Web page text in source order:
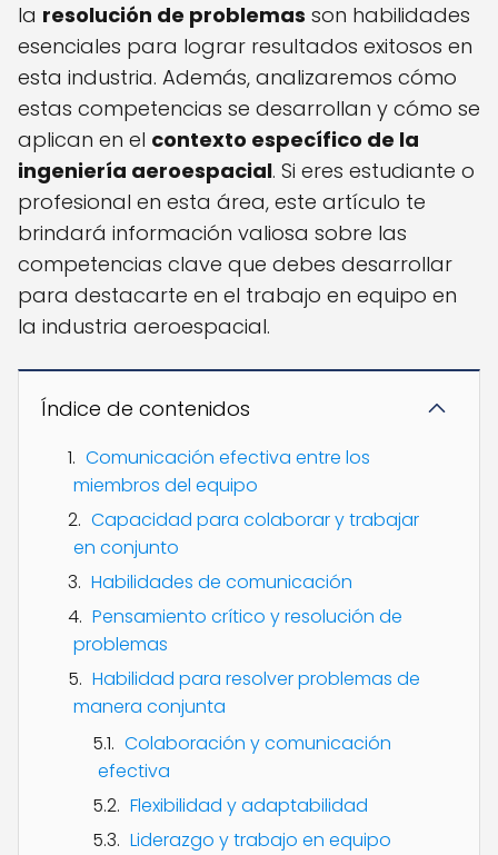
la resolución de problemas son habilidades
esenciales para lograr resultados exitosos en
esta industria. Además, analizaremos cómo
estas competencias se desarrollan y cómo se
aplican en el contexto específico de la
ingeniería aeroespacial. Si eres estudiante o
profesional en esta área, este artículo te
brindará información valiosa sobre las
competencias clave que debes desarrollar
para destacarte en el trabajo en equipo en
la industria aeroespacial.
Índice de contenidos
Comunicación efectiva entre los
miembros del equipo
Capacidad para colaborar y trabajar
en conjunto
Habilidades de comunicación
Pensamiento crítico y resolución de
problemas
Habilidad para resolver problemas de
manera conjunta
Colaboración y comunicación
efectiva
Flexibilidad y adaptabilidad
Liderazgo y trabajo en equipo